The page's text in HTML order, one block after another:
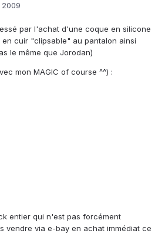
par l'achat d'une coque en silicone
cuir "clipsable" au pantalon ainsi
le même que Jorodan)
mon MAGIC of course ^^) :
entier qui n'est pas forcément
vendre via e-bay en achat immédiat ce